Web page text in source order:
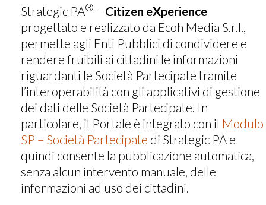
Strategic PA® – Citizen eXperience
progettato e realizzato da Ecoh Media S.r.l.,
permette agli Enti Pubblici di condividere e
rendere fruibili ai cittadini le informazioni
riguardanti le Società Partecipate tramite
l’interoperabilità con gli applicativi di gestione
dei dati delle Società Partecipate. In
particolare, il Portale è integrato con il Modulo
SP – Società Partecipate di Strategic PA e
quindi consente la pubblicazione automatica,
senza alcun intervento manuale, delle
informazioni ad uso dei cittadini.